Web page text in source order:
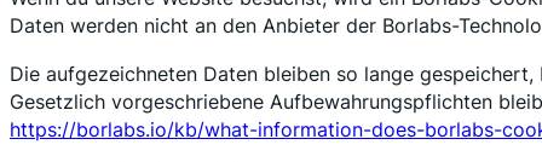
Daten werden nicht an den Anbieter der Borlabs-
Die aufgezeichneten Daten bleiben so lange
Gesetzlich vorgeschriebene Aufbewahrungspflichten
https://borlabs.io/kb/what-information-does-borlabs-